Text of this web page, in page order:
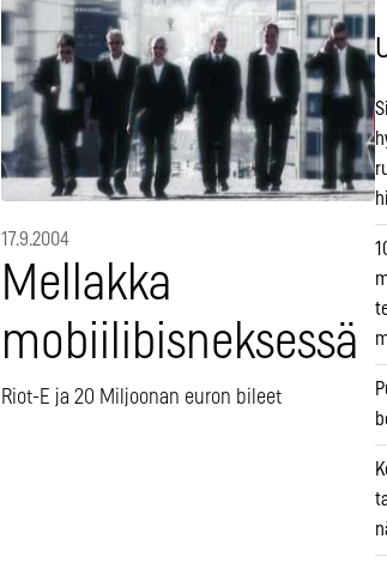
17.9.2004
Mellakka
mobiilibisneksessä
Riot-E ja 20 Miljoonan euron bileet